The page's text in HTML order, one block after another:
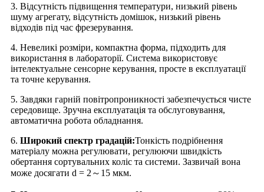
3. Відсутність підвищення температури, низький рівень
шуму агрегату, відсутність домішок, низький рівень
відходів під час фрезерування.
4. Невеликі розміри, компактна форма, підходить для
використання в лабораторії. Система використовує
інтелектуальне сенсорне керування, просте в експлуатації
та точне керування.
5. Завдяки гарній повітропроникності забезпечується чисте
середовище. Зручна експлуатація та обслуговування,
автоматична робота обладнання.
6. Широкий спектр градацій:Тонкість подрібнення
матеріалу можна регулювати, регулюючи швидкість
обертання сортувальних коліс та системи. Зазвичай вона
може досягати d = 2～15 мкм.